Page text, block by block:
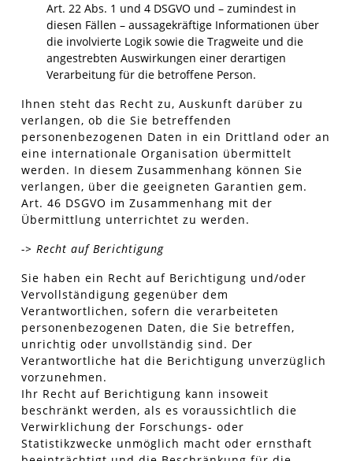
Art. 22 Abs. 1 und 4 DSGVO und – zumindest in
diesen Fällen – aussagekräftige Informationen über
die involvierte Logik sowie die Tragweite und die
angestrebten Auswirkungen einer derartigen
Verarbeitung für die betroffene Person.
Ihnen steht das Recht zu, Auskunft darüber zu
verlangen, ob die Sie betreffenden
personenbezogenen Daten in ein Drittland oder an
eine internationale Organisation übermittelt
werden. In diesem Zusammenhang können Sie
verlangen, über die geeigneten Garantien gem.
Art. 46 DSGVO im Zusammenhang mit der
Übermittlung unterrichtet zu werden.
-> Recht auf Berichtigung
Sie haben ein Recht auf Berichtigung und/oder
Vervollständigung gegenüber dem
Verantwortlichen, sofern die verarbeiteten
personenbezogenen Daten, die Sie betreffen,
unrichtig oder unvollständig sind. Der
Verantwortliche hat die Berichtigung unverzüglich
vorzunehmen.
Ihr Recht auf Berichtigung kann insoweit
beschränkt werden, als es voraussichtlich die
Verwirklichung der Forschungs- oder
Statistikzwecke unmöglich macht oder ernsthaft